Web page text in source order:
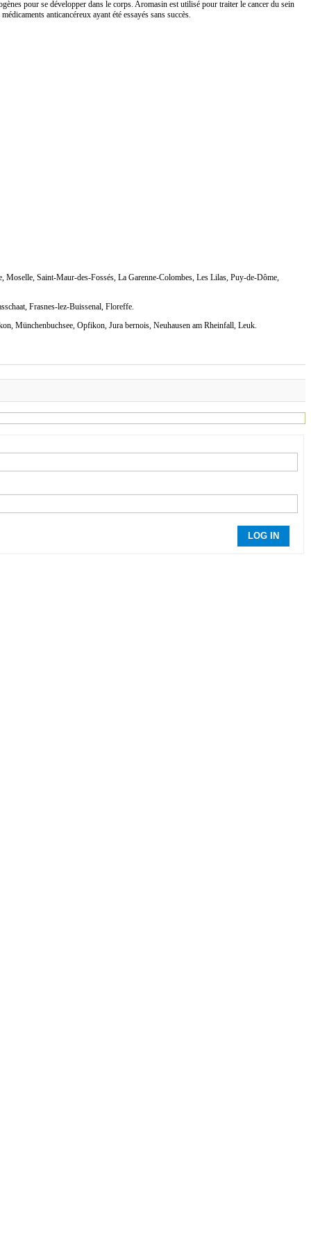
pour se développer dans le corps. Aromasin est utilisé pour traiter le cancer du sein
anticancéreux ayant été essayés sans succès.
Saint-Maur-des-Fossés, La Garenne-Colombes, Les Lilas, Puy-de-Dôme,
Frasnes-lez-Buissenal, Floreffe.
Münchenbuchsee, Opfikon, Jura bernois, Neuhausen am Rheinfall, Leuk.
LOG IN